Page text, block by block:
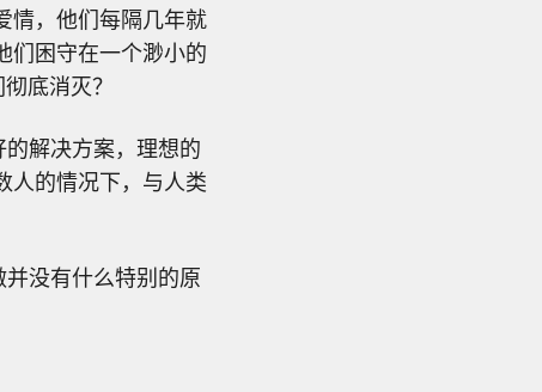
情，他们每隔几年就
们困守在一个渺小的
底消灭？
解决方案，理想的
人的情况下，与人类
没有什么特别的原